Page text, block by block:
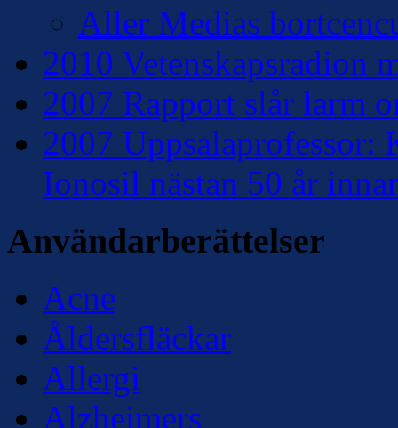
Aller Medias
2010 Vetenskapsradion
2007 Rapport slår larm
2007 Uppsalaprofessor:
Ionosil nästan 50 år
Användarberättelser
Acne
Åldersfläckar
Allergi
Alzheimers